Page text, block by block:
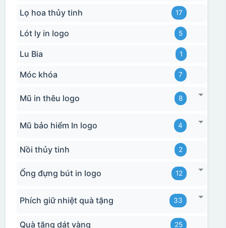
Lọ hoa thủy tinh 17
Lót ly in logo 5
Lu Bia 1
Móc khóa 7
Mũ in thêu logo 8
Mũ bảo hiểm In logo 4
Nồi thủy tinh 2
Ống đựng bút in logo 12
Phích giữ nhiệt quà tặng 33
Quà tặng dát vàng 25